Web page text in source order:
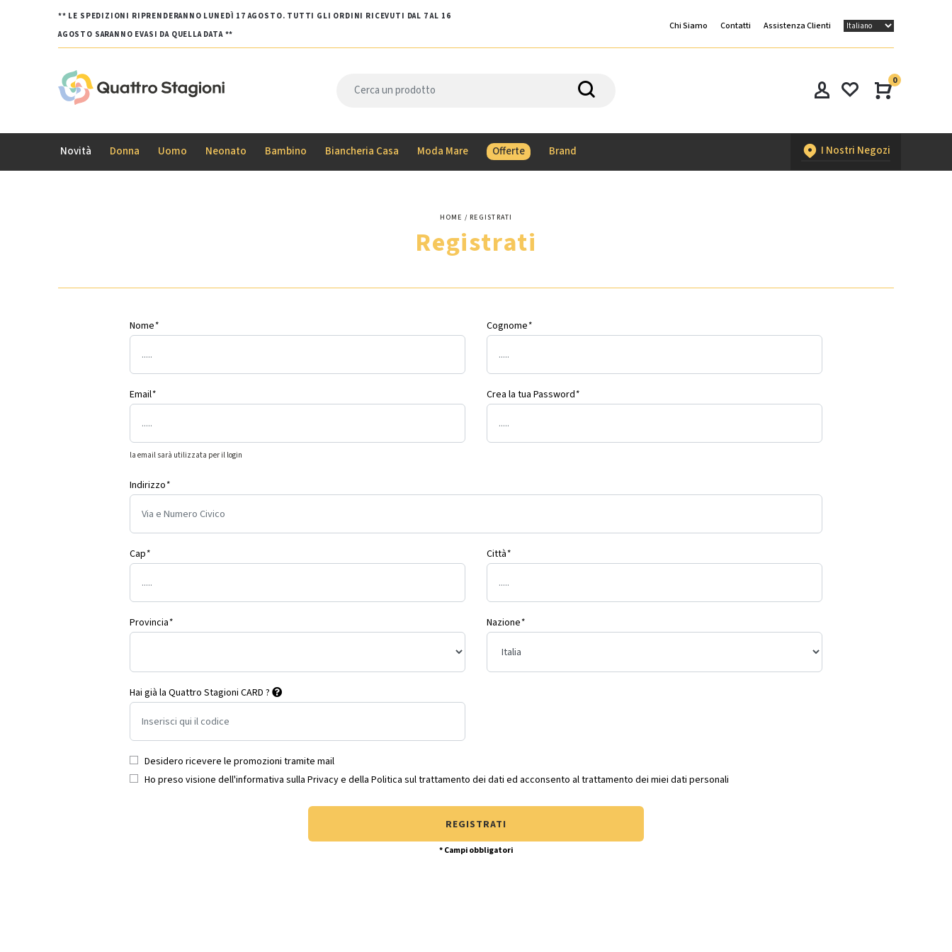
** LE SPEDIZIONI RIPRENDERANNO LUNEDÌ 17 AGOSTO. TUTTI GLI ORDINI RICEVUTI DAL 7 AL 16
AGOSTO SARANNO EVASI DA QUELLA DATA **
Chi Siamo Contatti Assistenza Clienti
0
Novità Donna Uomo Neonato Bambino Biancheria Casa Moda Mare Offerte Brand I Nostri Negozi
HOME REGISTRATI
Registrati
Nome* Cognome*
Email*
la email sarà utilizzata per il login
Crea la tua Password*
Indirizzo*
Cap* Città*
Provincia* Nazione*
Hai già la Quattro Stagioni CARD ?
Desidero ricevere le promozioni tramite mail
Ho preso visione dell'informativa sulla Privacye della Politica sul trattamento dei dati ed acconsento al trattamento dei miei dati personali
REGISTRATI
* Campi obbligatori